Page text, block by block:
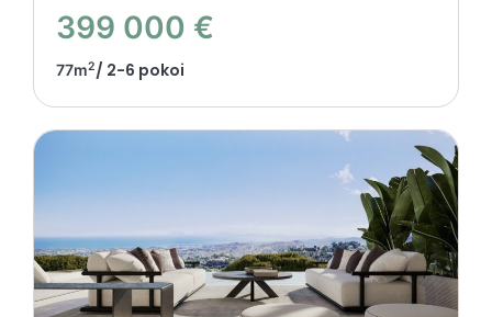
399 000 €
77m2/ 2-6 pokoi